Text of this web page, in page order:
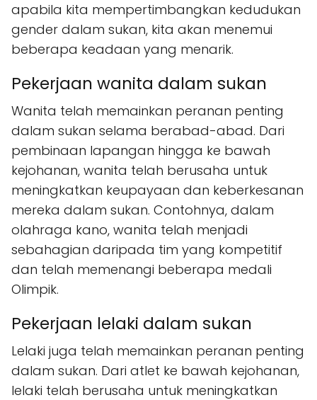
apabila kita mempertimbangkan kedudukan
gender dalam sukan, kita akan menemui
beberapa keadaan yang menarik.
Pekerjaan wanita dalam sukan
Wanita telah memainkan peranan penting
dalam sukan selama berabad-abad. Dari
pembinaan lapangan hingga ke bawah
kejohanan, wanita telah berusaha untuk
meningkatkan keupayaan dan keberkesanan
mereka dalam sukan. Contohnya, dalam
olahraga kano, wanita telah menjadi
sebahagian daripada tim yang kompetitif
dan telah memenangi beberapa medali
Olimpik.
Pekerjaan lelaki dalam sukan
Lelaki juga telah memainkan peranan penting
dalam sukan. Dari atlet ke bawah kejohanan,
lelaki telah berusaha untuk meningkatkan